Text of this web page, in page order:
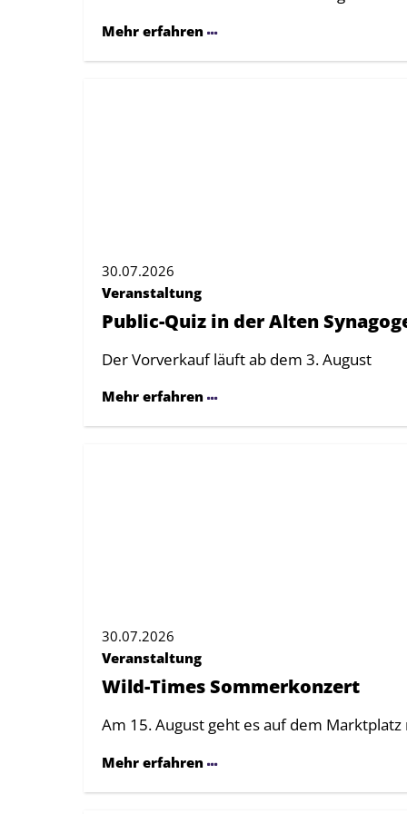
Mehr erfahren
30.07.2026
Veranstaltung
Public-Quiz in der Alten
Der Vorverkauf läuft ab dem 3. August
Mehr erfahren
30.07.2026
Veranstaltung
Wild-Times Sommerkonzert
Am 15. August geht es auf dem
Mehr erfahren